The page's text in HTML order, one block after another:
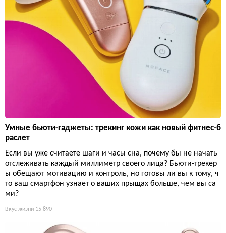
Умные бьюти-гаджеты: трекинг кожи как новый фитнес-б
раслет
Если вы уже считаете шаги и часы сна, почему бы не начать
отслеживать каждый миллиметр своего лица? Бьюти-трекер
ы обещают мотивацию и контроль, но готовы ли вы к тому, ч
то ваш смартфон узнает о ваших прыщах больше, чем вы са
ми?
Вкус жизни 15 890